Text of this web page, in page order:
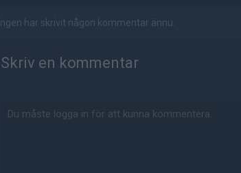
Ingen har skrivit någon kommentar ännu.
Skriv en kommentar